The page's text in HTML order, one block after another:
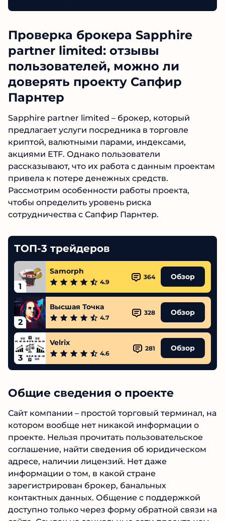
Проверка брокера Sapphire
partner limited: отзывы
пользователей, можно ли
доверять проекту Сапфир
Парнтер
Sapphire partner limited – брокер, который
предлагает услуги посредника в торговле
криптой, валютными парами, индексами,
акциями ETF. Однако пользователи
рассказывают, что их работа с данным
проектам привела к потере денежных
средств. Рассмотрим особенности работы
проекта, чтобы определить уровень риска
сотрудничества с Сапфир Парнтер.
ТОП-3 трейдеров
1
Samorph
4.9
364 Обзор
2
Высшая Точка
4.7
328 Обзор
3
Velrix
4.6
281 Обзор
Общие сведения о проекте
Сайт компании – простой торговый терминал,
на котором вообще нет никакой информации
о проекте. Нельзя прочитать
пользовательское соглашение, найти
сведения об юридическом адресе, наличии
лицензий. Нет даже информации о том, в
какой стране зарегистрирован брокер,
банальных контактных данных. Общение с
поддержкой доступно только через форму